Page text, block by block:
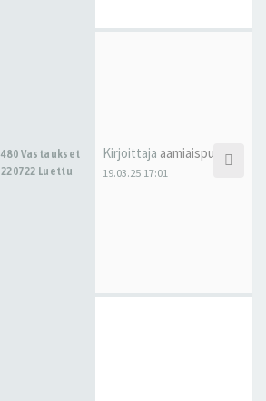
480 Vastaukset
220722 Luettu
Kirjoittaja aamiaispulla
19.03.25 17:01